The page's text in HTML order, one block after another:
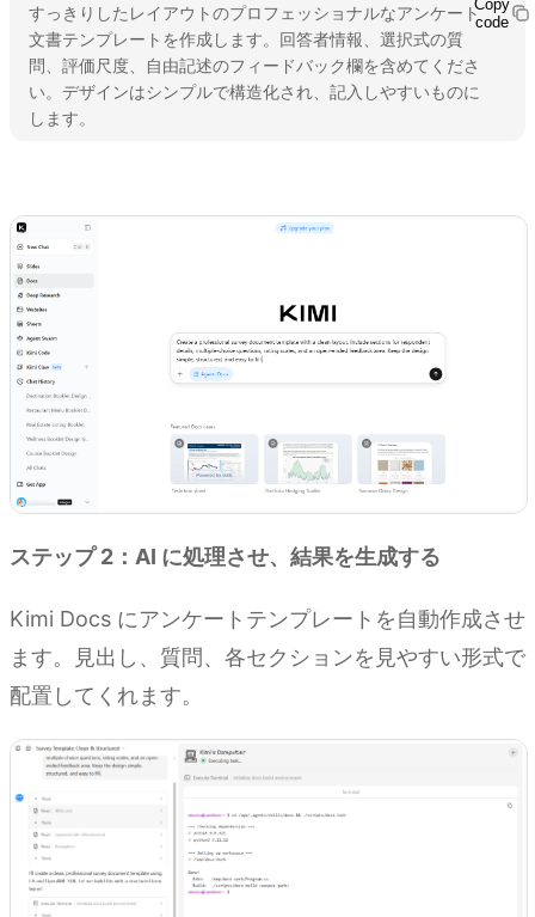
すっきりしたレイアウトのプロフェッショナルなアンケート
文書テンプレートを作成します。回答者情報、選択式の質
問、評価尺度、自由記述のフィードバック欄を含めてくださ
い。デザインはシンプルで構造化され、記入しやすいものに
します。
Copy
code
ステップ 2：AI に処理させ、結果を生成する
Kimi Docs にアンケートテンプレートを自動作成させ
ます。見出し、質問、各セクションを見やすい形式で
配置してくれます。